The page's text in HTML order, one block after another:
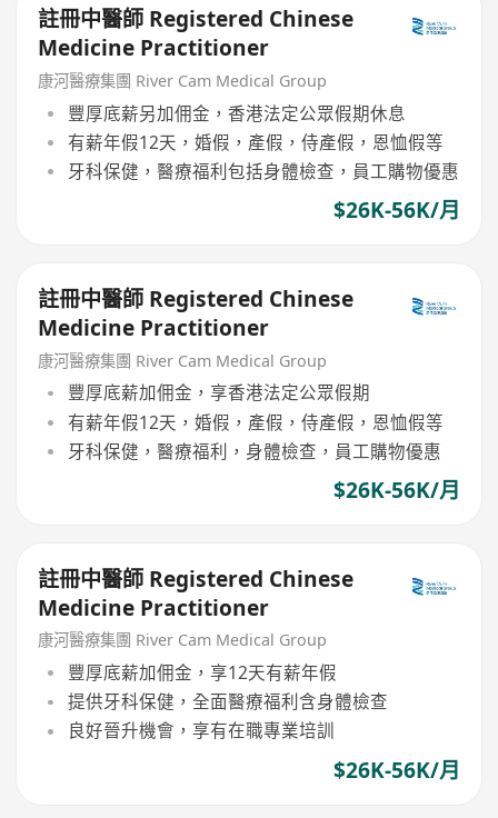
註冊中醫師 Registered Chinese
Medicine Practitioner
康河醫療集團 River Cam Medical Group
豐厚底薪另加佣金，香港法定公眾假期休息
有薪年假12天，婚假，產假，侍產假，恩恤假等
牙科保健，醫療福利包括身體檢查，員工購物優惠
$26K-56K/月
註冊中醫師 Registered Chinese
Medicine Practitioner
康河醫療集團 River Cam Medical Group
豐厚底薪加佣金，享香港法定公眾假期
有薪年假12天，婚假，產假，侍產假，恩恤假等
牙科保健，醫療福利，身體檢查，員工購物優惠
$26K-56K/月
註冊中醫師 Registered Chinese
Medicine Practitioner
康河醫療集團 River Cam Medical Group
豐厚底薪加佣金，享12天有薪年假
提供牙科保健，全面醫療福利含身體檢查
良好晉升機會，享有在職專業培訓
$26K-56K/月